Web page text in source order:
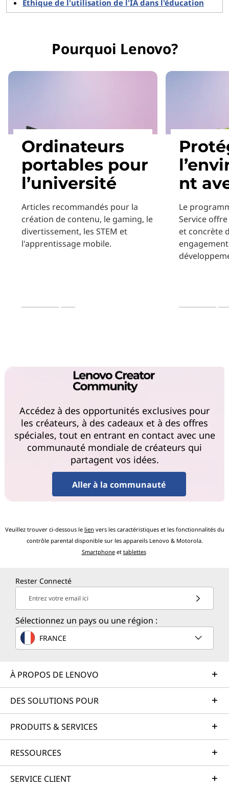
Éthique de l'utilisation de l'IA dans l'éducation
Pourquoi Lenovo?
Ordinateurs
portables pour
l’université
Articles recommandés pour la
création de contenu, le gaming, le
divertissement, les STEM et
l'apprentissage mobile.
nt
Le
Service
et concrète
Accédez à des opportunités exclusives pour
les créateurs, à des cadeaux et à des offres
spéciales, tout en entrant en contact avec une
communauté mondiale de créateurs qui
partagent vos idées.
Aller à la communauté
Veuillez trouver ci-dessous le lien vers les caractéristiques et les fonctionnalités du
contrôle parental disponible sur les appareils Lenovo & Motorola.
Smartphoneet tablettes
Rester Connecté
Entrez votre email ici
Sélectionnez un pays ou une région :
FRANCE
À PROPOS DE LENOVO
DES SOLUTIONS POUR
PRODUITS & SERVICES
RESSOURCES
SERVICE CLIENT